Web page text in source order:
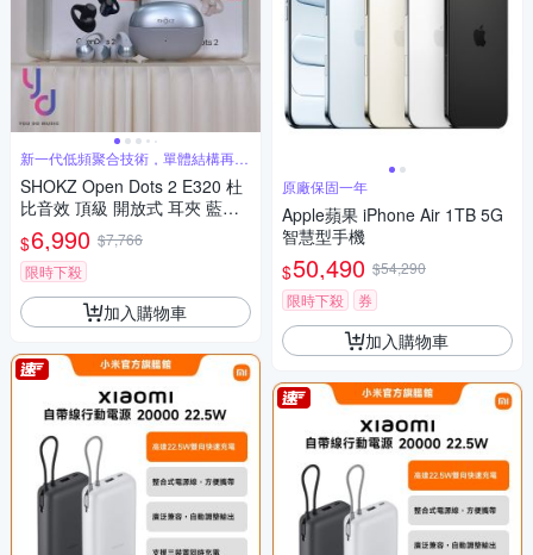
新一代低頻聚合技術，單體結構再強
化
SHOKZ Open Dots 2 E320 杜
比音效 頂級 開放式 耳夾 藍牙
耳機 防水 E310
$6,990 $7,766
限時下殺
加入購物車
原廠保固一年
Apple蘋果 iPhone Air 1TB 5G
智慧型手機
$50,490 $54,290
限時下殺
券
加入購物車